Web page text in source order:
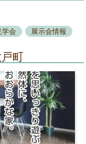
学会
展示会情報
町